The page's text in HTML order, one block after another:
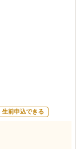
生前申込できる